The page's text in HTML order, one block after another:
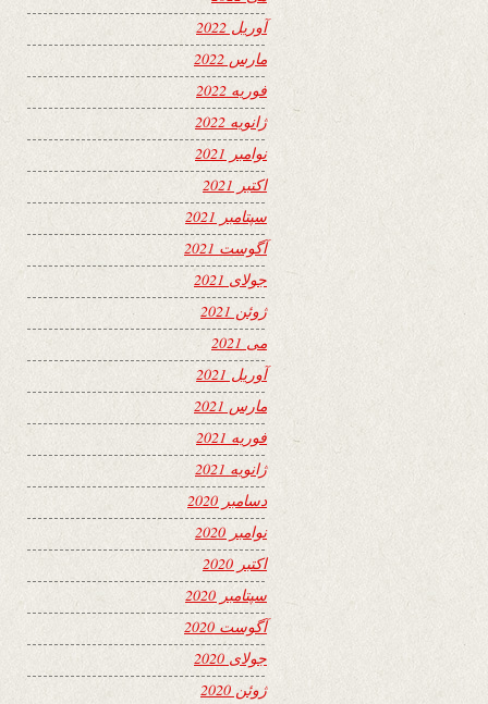
آوریل 2022
مارس 2022
فوریه 2022
ژانویه 2022
نوامبر 2021
اکتبر 2021
سپتامبر 2021
آگوست 2021
جولای 2021
ژوئن 2021
می 2021
آوریل 2021
مارس 2021
فوریه 2021
ژانویه 2021
دسامبر 2020
نوامبر 2020
اکتبر 2020
سپتامبر 2020
آگوست 2020
جولای 2020
ژوئن 2020